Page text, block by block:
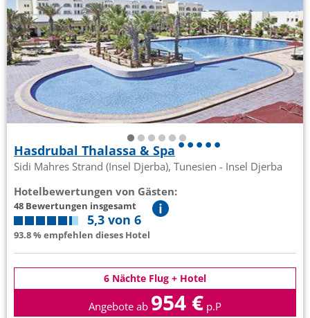
Hasdrubal Thalassa & Spa
Sidi Mahres Strand (Insel Djerba), Tunesien - Insel Djerba
Hotelbewertungen von Gästen:
48 Bewertungen insgesamt
5,3 von 6
93.8 % empfehlen dieses Hotel
6 Nächte Flug + Hotel
Angebote ab 954 € p.P